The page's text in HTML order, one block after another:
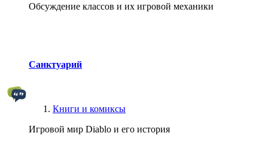
Обсуждение классов и их игровой механики
Санктуарий
Книги и комиксы
Игровой мир Diablo и его история